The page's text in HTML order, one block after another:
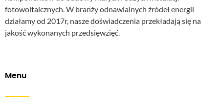
fotowoltaicznych. W branży odnawialnych źródeł energii
działamy od 2017r, nasze doświadczenia przekładają się na
jakość wykonanych przedsięwzięć.
Menu